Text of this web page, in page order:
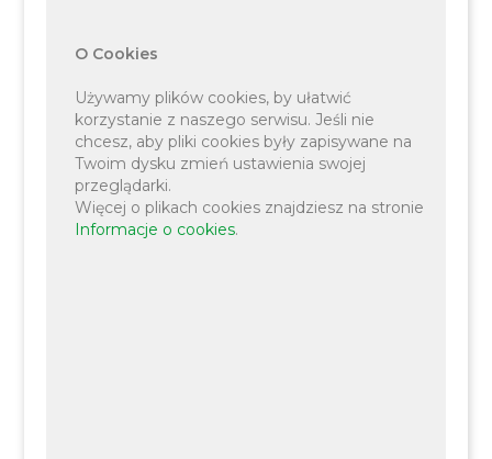
O Cookies
Używamy plików cookies, by ułatwić
korzystanie z naszego serwisu. Jeśli nie
chcesz, aby pliki cookies były zapisywane na
Twoim dysku zmień ustawienia swojej
przeglądarki.
Więcej o plikach cookies znajdziesz na stronie
Informacje o cookies.